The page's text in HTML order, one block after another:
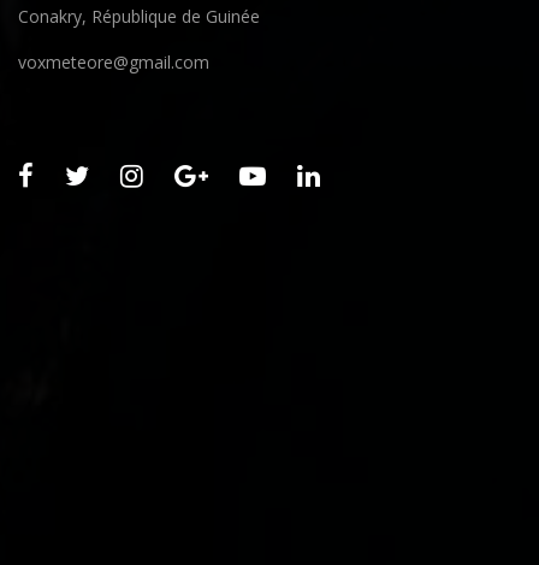
Conakry, République de Guinée
voxmeteore@gmail.com